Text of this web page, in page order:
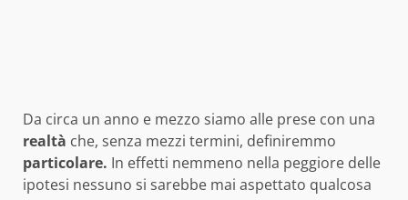
Da circa un anno e mezzo siamo alle prese con una
realtà che, senza mezzi termini, definiremmo
particolare. In effetti nemmeno nella peggiore delle
ipotesi nessuno si sarebbe mai aspettato qualcosa